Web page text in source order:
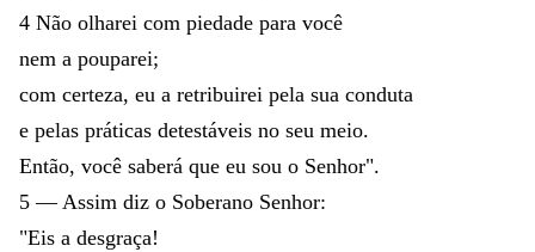
4 Não olharei com piedade para você
nem a pouparei;
com certeza, eu a retribuirei pela sua conduta
e pelas práticas detestáveis no seu meio.
Então, você saberá que eu sou o Senhor".
5 — Assim diz o Soberano Senhor:
"Eis a desgraça!